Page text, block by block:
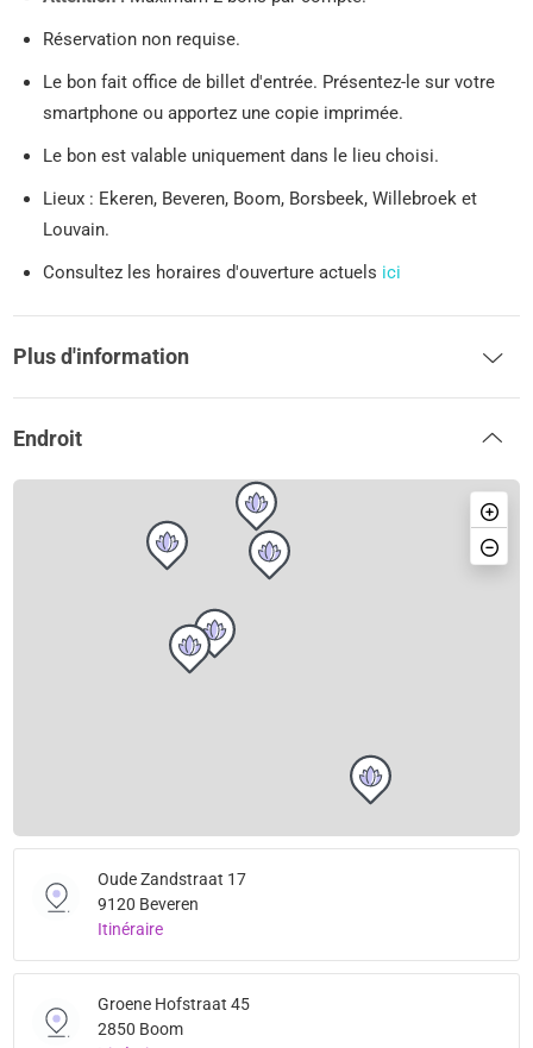
Réservation non requise.
Le bon fait office de billet d'entrée. Présentez-le sur votre
smartphone ou apportez une copie imprimée.
Le bon est valable uniquement dans le lieu choisi.
Lieux : Ekeren, Beveren, Boom, Borsbeek, Willebroek et
Louvain.
Consultez les horaires d'ouverture actuels ici
Plus d'information
Endroit
Oude Zandstraat 17
9120 Beveren
Itinéraire
Groene Hofstraat 45
2850 Boom